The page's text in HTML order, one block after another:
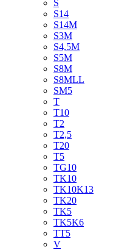
S
S14
S14M
S3M
S4,5M
S5M
S8M
S8MLL
SM5
T
T10
T2
T2,5
T20
T5
TG10
TK10
TK10K13
TK20
TK5
TK5K6
TT5
V